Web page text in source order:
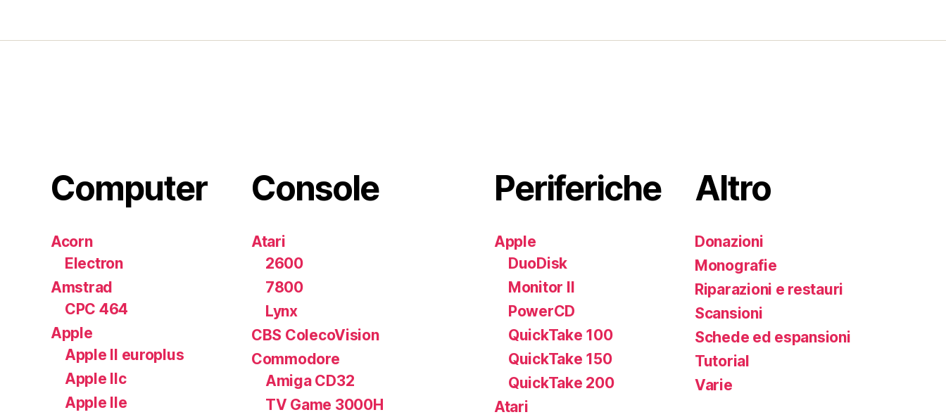
Computer
Acorn
Electron
Amstrad
CPC 464
Apple
Apple II europlus
Apple IIc
Apple IIe
Console
Atari
2600
7800
Lynx
CBS ColecoVision
Commodore
Amiga CD32
TV Game 3000H
Periferiche
Apple
DuoDisk
Monitor II
PowerCD
QuickTake 100
QuickTake 150
QuickTake 200
Atari
Altro
Donazioni
Monografie
Riparazioni e restauri
Scansioni
Schede ed espansioni
Tutorial
Varie